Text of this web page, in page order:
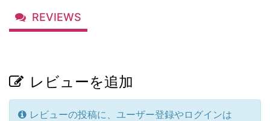
REVIEWS
レビューを追加
レビューの投稿に、ユーザー登録やログインは